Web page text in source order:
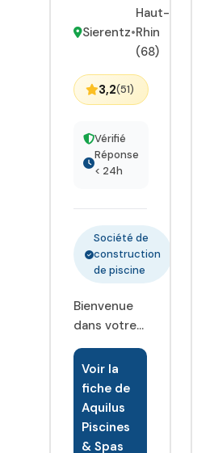
plaçons en
premier plan
permet de
réaliser des
d'exception
et des
prestations
Sierentz•
Haut-
Rhin
(68)
3,2(51)
Vérifié
Réponse
< 24h
Société de
construction
de piscine
Bienvenue
dans votre
magasin
AQUILUS
Mulhouse,
spécialiste
Piscines et
Spas. Vous
Voir la
fiche de
Aquilus
Piscines
& Spas